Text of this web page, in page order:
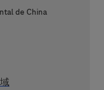
de China